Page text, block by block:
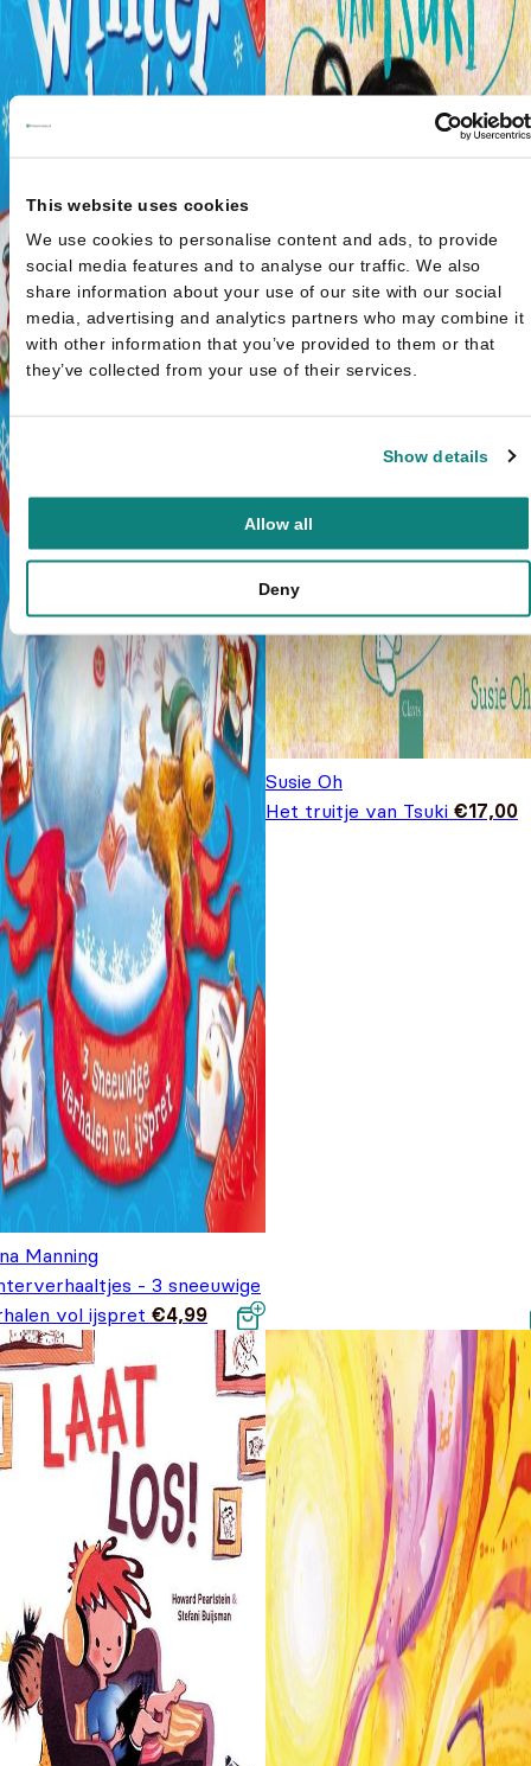
This website uses cookies
We use cookies to personalise content and ads, to provide
social media features and to analyse our traffic. We also
share information about your use of our site with our social
media, advertising and analytics partners who may combine it
with other information that you’ve provided to them or that
they’ve collected from your use of their services.
Show details
Allow all
Deny
Manning
- 3 sneeuwige
vol ijspret €4,99
Susie Oh
Het truitje van Tsuki €17,00